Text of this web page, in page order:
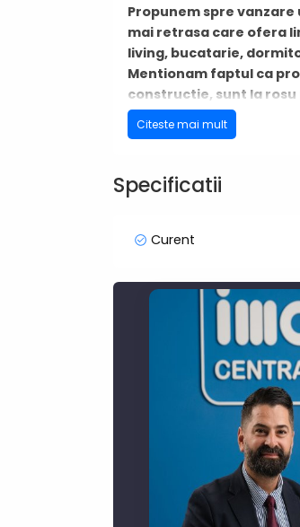
Propunem spre vanzare
mai retrasa care ofera
living, bucatarie,
Mentionam faptul ca
constructie, sunt la
semifinisata in interior
mentionez, referitor la
Suprafata totala de
Din punctul de vedere
Pentru alte detalii si
Citeste mai mult
Specificatii
Curent